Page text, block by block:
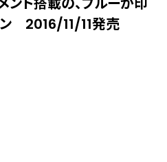
ン 2016/11/11発売